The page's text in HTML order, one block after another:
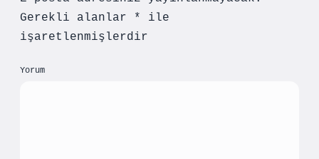
Gerekli alanlar
*
ile
işaretlenmişlerdir
Yorum